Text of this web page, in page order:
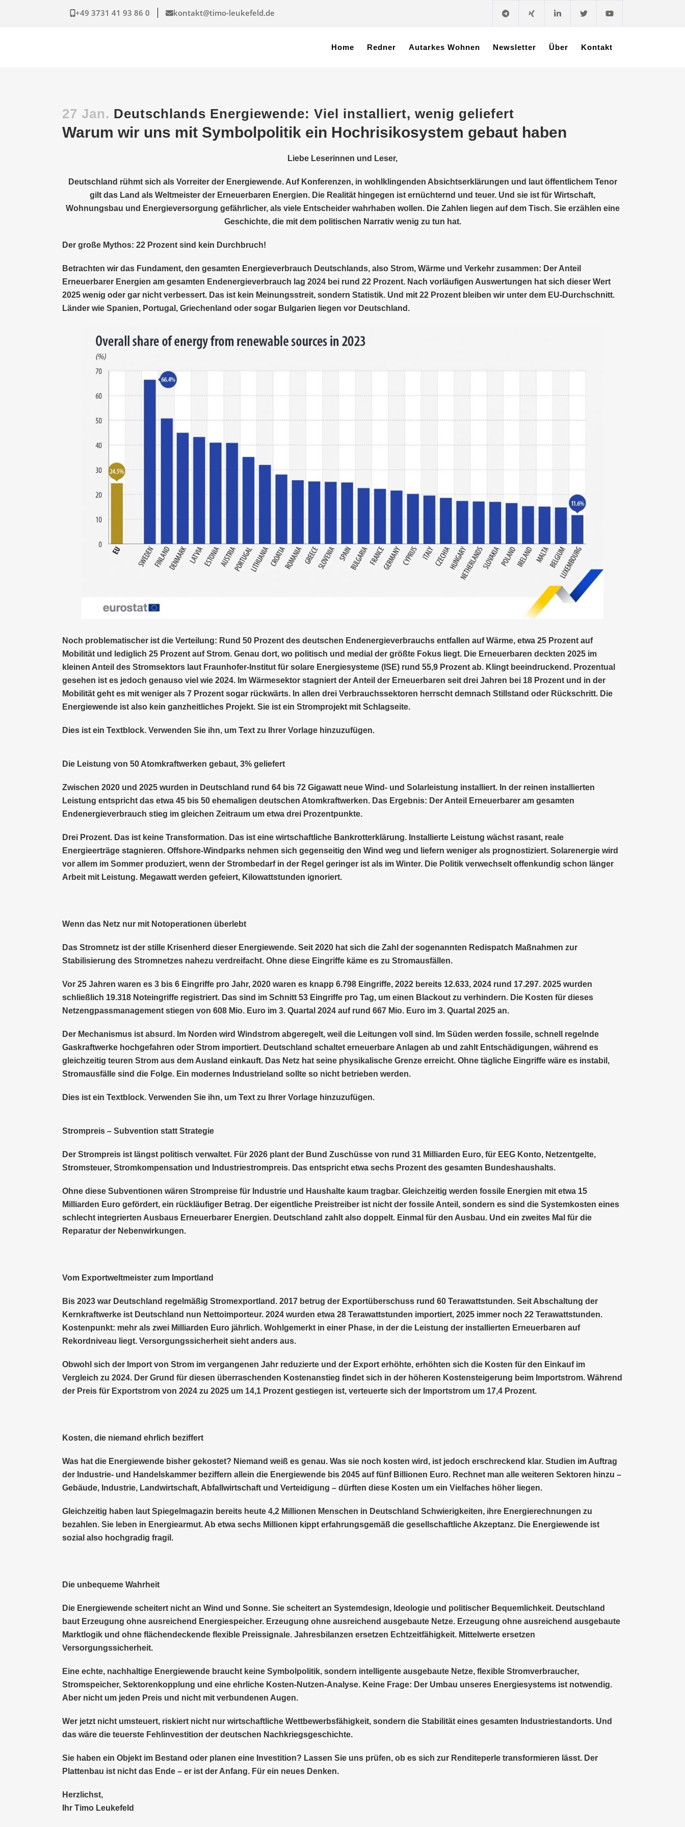
+49 3731 41 93 86 0 kontakt@timo-leukefeld.de
Home Redner Autarkes Wohnen Newsletter Über Kontakt
27 Jan. Deutschlands Energiewende: Viel installiert, wenig geliefert
Warum wir uns mit Symbolpolitik ein Hochrisikosystem gebaut haben
Liebe Leserinnen und Leser,
Deutschland rühmt sich als Vorreiter der Energiewende. Auf Konferenzen, in wohlklingenden Absichtserklärungen und laut öffentlichem Tenor
gilt das Land als Weltmeister der Erneuerbaren Energien. Die Realität hingegen ist ernüchternd und teuer. Und sie ist für Wirtschaft,
Wohnungsbau und Energieversorgung gefährlicher, als viele Entscheider wahrhaben wollen. Die Zahlen liegen auf dem Tisch. Sie erzählen eine
Geschichte, die mit dem politischen Narrativ wenig zu tun hat.
Der große Mythos: 22 Prozent sind kein Durchbruch!
Betrachten wir das Fundament, den gesamten Energieverbrauch Deutschlands, also Strom, Wärme und Verkehr zusammen: Der Anteil
Erneuerbarer Energien am gesamten Endenergieverbrauch lag 2024 bei rund 22 Prozent. Nach vorläufigen Auswertungen hat sich dieser Wert
2025 wenig oder gar nicht verbessert. Das ist kein Meinungsstreit, sondern Statistik. Und mit 22 Prozent bleiben wir unter dem EU-Durchschnitt.
Länder wie Spanien, Portugal, Griechenland oder sogar Bulgarien liegen vor Deutschland.
Noch problematischer ist die Verteilung: Rund 50 Prozent des deutschen Endenergieverbrauchs entfallen auf Wärme, etwa 25 Prozent auf
Mobilität und lediglich 25 Prozent auf Strom. Genau dort, wo politisch und medial der größte Fokus liegt. Die Erneuerbaren deckten 2025 im
kleinen Anteil des Stromsektors laut Fraunhofer-Institut für solare Energiesysteme (ISE) rund 55,9 Prozent ab. Klingt beeindruckend. Prozentual
gesehen ist es jedoch genauso viel wie 2024. Im Wärmesektor stagniert der Anteil der Erneuerbaren seit drei Jahren bei 18 Prozent und in der
Mobilität geht es mit weniger als 7 Prozent sogar rückwärts. In allen drei Verbrauchssektoren herrscht demnach Stillstand oder Rückschritt. Die
Energiewende ist also kein ganzheitliches Projekt. Sie ist ein Stromprojekt mit Schlagseite.
Dies ist ein Textblock. Verwenden Sie ihn, um Text zu Ihrer Vorlage hinzuzufügen.
Die Leistung von 50 Atomkraftwerken gebaut, 3% geliefert
Zwischen 2020 und 2025 wurden in Deutschland rund 64 bis 72 Gigawatt neue Wind- und Solarleistung installiert. In der reinen installierten
Leistung entspricht das etwa 45 bis 50 ehemaligen deutschen Atomkraftwerken. Das Ergebnis: Der Anteil Erneuerbarer am gesamten
Endenergieverbrauch stieg im gleichen Zeitraum um etwa drei Prozentpunkte.
Drei Prozent. Das ist keine Transformation. Das ist eine wirtschaftliche Bankrotterklärung. Installierte Leistung wächst rasant, reale
Energieerträge stagnieren. Offshore-Windparks nehmen sich gegenseitig den Wind weg und liefern weniger als prognostiziert. Solarenergie wird
vor allem im Sommer produziert, wenn der Strombedarf in der Regel geringer ist als im Winter. Die Politik verwechselt offenkundig schon länger
Arbeit mit Leistung. Megawatt werden gefeiert, Kilowattstunden ignoriert.
Wenn das Netz nur mit Notoperationen überlebt
Das Stromnetz ist der stille Krisenherd dieser Energiewende. Seit 2020 hat sich die Zahl der sogenannten Redispatch Maßnahmen zur
Stabilisierung des Stromnetzes nahezu verdreifacht. Ohne diese Eingriffe käme es zu Stromausfällen.
Vor 25 Jahren waren es 3 bis 6 Eingriffe pro Jahr, 2020 waren es knapp 6.798 Eingriffe, 2022 bereits 12.633, 2024 rund 17.297. 2025 wurden
schließlich 19.318 Noteingriffe registriert. Das sind im Schnitt 53 Eingriffe pro Tag, um einen Blackout zu verhindern. Die Kosten für dieses
Netzengpassmanagement stiegen von 608 Mio. Euro im 3. Quartal 2024 auf rund 667 Mio. Euro im 3. Quartal 2025 an.
Der Mechanismus ist absurd. Im Norden wird Windstrom abgeregelt, weil die Leitungen voll sind. Im Süden werden fossile, schnell regelnde
Gaskraftwerke hochgefahren oder Strom importiert. Deutschland schaltet erneuerbare Anlagen ab und zahlt Entschädigungen, während es
gleichzeitig teuren Strom aus dem Ausland einkauft. Das Netz hat seine physikalische Grenze erreicht. Ohne tägliche Eingriffe wäre es instabil,
Stromausfälle sind die Folge. Ein modernes Industrieland sollte so nicht betrieben werden.
Dies ist ein Textblock. Verwenden Sie ihn, um Text zu Ihrer Vorlage hinzuzufügen.
Strompreis – Subvention statt Strategie
Der Strompreis ist längst politisch verwaltet. Für 2026 plant der Bund Zuschüsse von rund 31 Milliarden Euro, für EEG Konto, Netzentgelte,
Stromsteuer, Stromkompensation und Industriestrompreis. Das entspricht etwa sechs Prozent des gesamten Bundeshaushalts.
Ohne diese Subventionen wären Strompreise für Industrie und Haushalte kaum tragbar. Gleichzeitig werden fossile Energien mit etwa 15
Milliarden Euro gefördert, ein rückläufiger Betrag. Der eigentliche Preistreiber ist nicht der fossile Anteil, sondern es sind die Systemkosten eines
schlecht integrierten Ausbaus Erneuerbarer Energien. Deutschland zahlt also doppelt. Einmal für den Ausbau. Und ein zweites Mal für die
Reparatur der Nebenwirkungen.
Vom Exportweltmeister zum Importland
Bis 2023 war Deutschland regelmäßig Stromexportland. 2017 betrug der Exportüberschuss rund 60 Terawattstunden. Seit Abschaltung der
Kernkraftwerke ist Deutschland nun Nettoimporteur. 2024 wurden etwa 28 Terawattstunden importiert, 2025 immer noch 22 Terawattstunden.
Kostenpunkt: mehr als zwei Milliarden Euro jährlich. Wohlgemerkt in einer Phase, in der die Leistung der installierten Erneuerbaren auf
Rekordniveau liegt. Versorgungssicherheit sieht anders aus.
Obwohl sich der Import von Strom im vergangenen Jahr reduzierte und der Export erhöhte, erhöhten sich die Kosten für den Einkauf im
Vergleich zu 2024. Der Grund für diesen überraschenden Kostenanstieg findet sich in der höheren Kostensteigerung beim Importstrom. Während
der Preis für Exportstrom von 2024 zu 2025 um 14,1 Prozent gestiegen ist, verteuerte sich der Importstrom um 17,4 Prozent.
Kosten, die niemand ehrlich beziffert
Was hat die Energiewende bisher gekostet? Niemand weiß es genau. Was sie noch kosten wird, ist jedoch erschreckend klar. Studien im Auftrag
der Industrie- und Handelskammer beziffern allein die Energiewende bis 2045 auf fünf Billionen Euro. Rechnet man alle weiteren Sektoren hinzu –
Gebäude, Industrie, Landwirtschaft, Abfallwirtschaft und Verteidigung – dürften diese Kosten um ein Vielfaches höher liegen.
Gleichzeitig haben laut Spiegelmagazin bereits heute 4,2 Millionen Menschen in Deutschland Schwierigkeiten, ihre Energierechnungen zu
bezahlen. Sie leben in Energiearmut. Ab etwa sechs Millionen kippt erfahrungsgemäß die gesellschaftliche Akzeptanz. Die Energiewende ist
sozial also hochgradig fragil.
Die unbequeme Wahrheit
Die Energiewende scheitert nicht an Wind und Sonne. Sie scheitert an Systemdesign, Ideologie und politischer Bequemlichkeit. Deutschland
baut Erzeugung ohne ausreichend Energiespeicher. Erzeugung ohne ausreichend ausgebaute Netze. Erzeugung ohne ausreichend ausgebaute
Marktlogik und ohne flächendeckende flexible Preissignale. Jahresbilanzen ersetzen Echtzeitfähigkeit. Mittelwerte ersetzen
Versorgungssicherheit.
Eine echte, nachhaltige Energiewende braucht keine Symbolpolitik, sondern intelligente ausgebaute Netze, flexible Stromverbraucher,
Stromspeicher, Sektorenkopplung und eine ehrliche Kosten-Nutzen-Analyse. Keine Frage: Der Umbau unseres Energiesystems ist notwendig.
Aber nicht um jeden Preis und nicht mit verbundenen Augen.
Wer jetzt nicht umsteuert, riskiert nicht nur wirtschaftliche Wettbewerbsfähigkeit, sondern die Stabilität eines gesamten Industriestandorts. Und
das wäre die teuerste Fehlinvestition der deutschen Nachkriegsgeschichte.
Sie haben ein Objekt im Bestand oder planen eine Investition? Lassen Sie uns prüfen, ob es sich zur Renditeperle transformieren lässt. Der
Plattenbau ist nicht das Ende – er ist der Anfang. Für ein neues Denken.
Herzlichst,
Ihr Timo Leukefeld